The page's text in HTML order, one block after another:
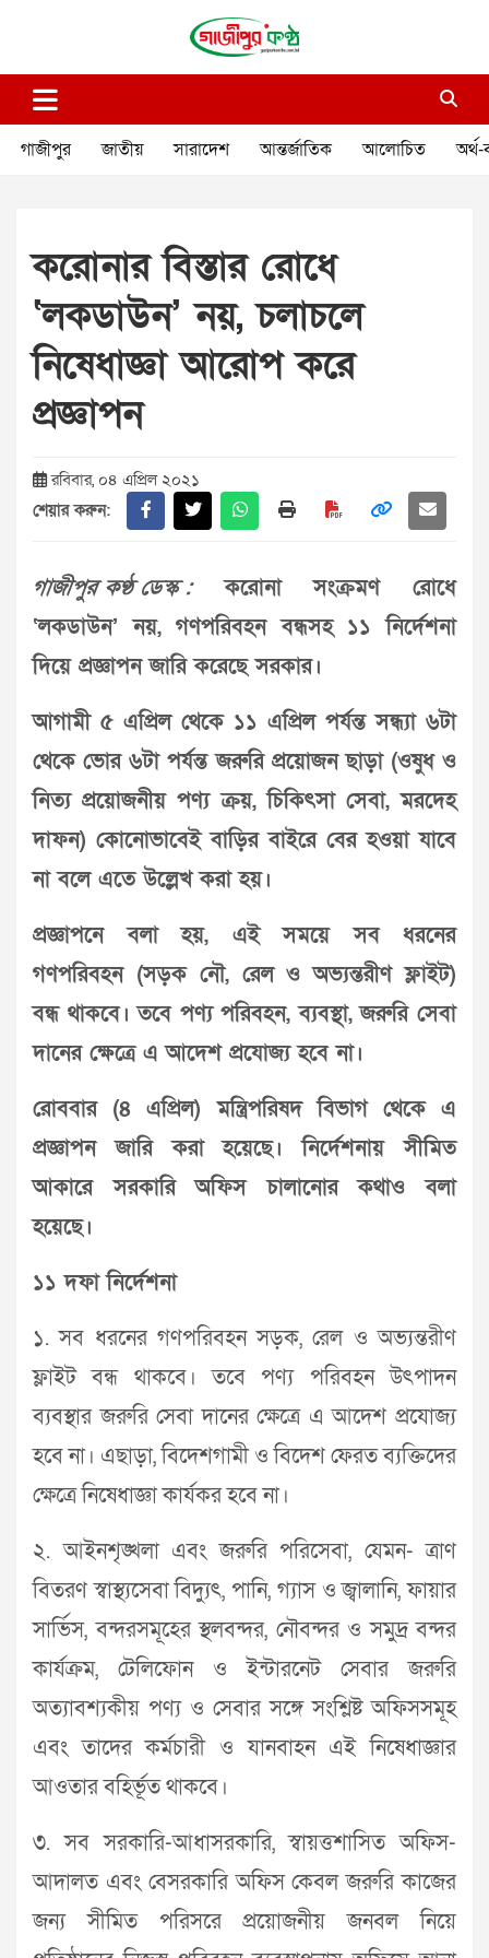
গাজীপুর কণ্ঠ
গাজীপুর জাতীয় সারাদেশ আন্তর্জাতিক আলোচিত অর্থ-
করোনার বিস্তার রোধে
‘লকডাউন’ নয়, চলাচলে
নিষেধাজ্ঞা আরোপ করে
প্রজ্ঞাপন
রবিবার, ০৪ এপ্রিল ২০২১
শেয়ার করুন:
গাজীপুর কণ্ঠ ডেস্ক :করোনা সংক্রমণ রোধে
‘লকডাউন’ নয়, গণপরিবহন বন্ধসহ ১১ নির্দেশনা
দিয়ে প্রজ্ঞাপন জারি করেছে সরকার।
আগামী ৫ এপ্রিল থেকে ১১ এপ্রিল পর্যন্ত সন্ধ‌্যা ৬টা
থেকে ভোর ৬টা পর্যন্ত জরুরি প্রয়োজন ছাড়া (ওষুধ ও
নিত‌্য প্রয়োজনীয় পণ‌্য ক্রয়, চিকিৎসা সেবা, মরদেহ
দাফন) কোনোভাবেই বাড়ির বাইরে বের হওয়া যাবে
না বলে এতে উল্লেখ করা হয়।
প্রজ্ঞাপনে বলা হয়, এই সময়ে সব ধরনের
গণপরিবহন (সড়ক নৌ, রেল ও অভ‌্যন্তরীণ ফ্লাইট)
বন্ধ থাকবে। তবে পণ‌্য পরিবহন, ব‌্যবস্থা, জরুরি সেবা
দানের ক্ষেত্রে এ আদেশ প্রযোজ্য হবে না।
রোববার (৪ এপ্রিল) মন্ত্রিপরিষদ বিভাগ থেকে এ
প্রজ্ঞাপন জারি করা হয়েছে। নির্দেশনায় সীমিত
আকারে সরকারি অফিস চালানোর কথাও বলা
হয়েছে।
১১ দফা নির্দেশনা
১. সব ধরনের গণপরিবহন সড়ক, রেল ও অভ্যন্তরীণ
ফ্লাইট বন্ধ থাকবে। তবে পণ্য পরিবহন উৎপাদন
ব্যবস্থার জরুরি সেবা দানের ক্ষেত্রে এ আদেশ প্রযোজ্য
হবে না। এছাড়া, বিদেশগামী ও বিদেশ ফেরত ব্যক্তিদের
ক্ষেত্রে নিষেধাজ্ঞা কার্যকর হবে না।
২. আইনশৃঙ্খলা এবং জরুরি পরিসেবা, যেমন- ত্রাণ
বিতরণ স্বাস্থ্যসেবা বিদ্যুৎ, পানি, গ্যাস ও জ্বালানি, ফায়ার
সার্ভিস, বন্দরসমূহের স্থলবন্দর, নৌবন্দর ও সমুদ্র বন্দর
কার্যক্রম, টেলিফোন ও ইন্টারনেট সেবার জরুরি
অত্যাবশ্যকীয় পণ্য ও সেবার সঙ্গে সংশ্লিষ্ট অফিসসমূহ
এবং তাদের কর্মচারী ও যানবাহন এই নিষেধাজ্ঞার
আওতার বহির্ভূত থাকবে।
৩. সব সরকারি-আধাসরকারি, স্বায়ত্তশাসিত অফিস-
আদালত এবং বেসরকারি অফিস কেবল জরুরি কাজের
জন্য সীমিত পরিসরে প্রয়োজনীয় জনবল নিয়ে